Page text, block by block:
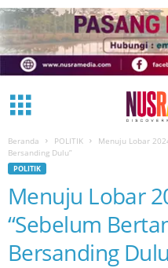
Beranda POLITIK
Menuju Lobar
Bersanding Dulu”
POLITIK
Menuju Lobar
“Sebelum
Bersanding